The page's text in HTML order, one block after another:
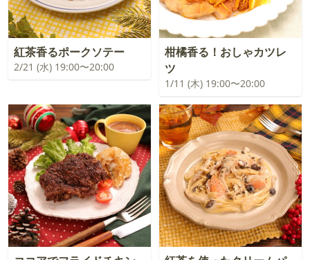
紅茶香るポークソテー
2/21 (水) 19:00〜20:00
柑橘香る！おしゃカツレ
ツ
1/11 (木) 19:00〜20:00